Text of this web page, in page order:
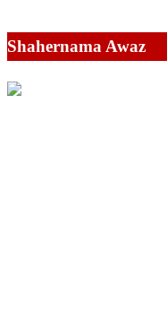
Shahernama Awaz